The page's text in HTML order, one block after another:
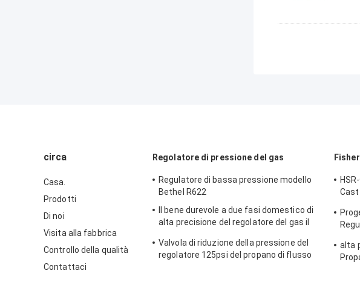
circa
Casa.
Prodotti
Di noi
Visita alla fabbrica
Controllo della qualità
Contattaci
Regolatore di pressione del gas
Regulatore di bassa pressione modello
Bethel R622
Il bene durevole a due fasi domestico di
alta precisione del regolatore del gas il
ghisa
Valvola di riduzione della pressione del
regolatore 125psi del propano di flusso
Cast
alta